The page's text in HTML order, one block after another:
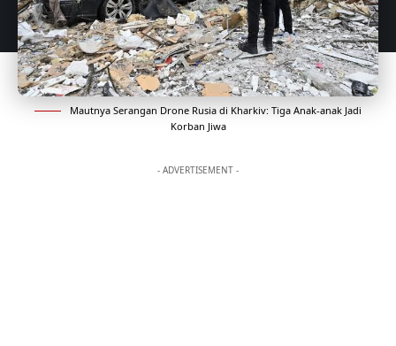
Mautnya Serangan Drone Rusia di Kharkiv: Tiga Anak-anak Jadi
Korban Jiwa
- ADVERTISEMENT -